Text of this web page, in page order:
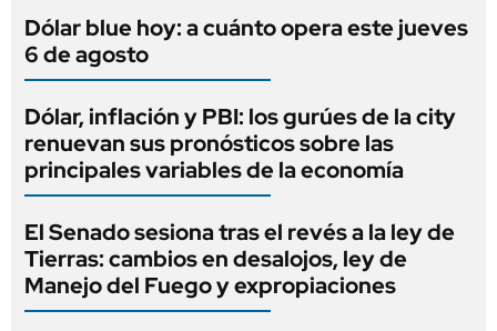
Dólar blue hoy: a cuánto opera este jueves
6 de agosto
Dólar, inflación y PBI: los gurúes de la city
renuevan sus pronósticos sobre las
principales variables de la economía
El Senado sesiona tras el revés a la ley de
Tierras: cambios en desalojos, ley de
Manejo del Fuego y expropiaciones